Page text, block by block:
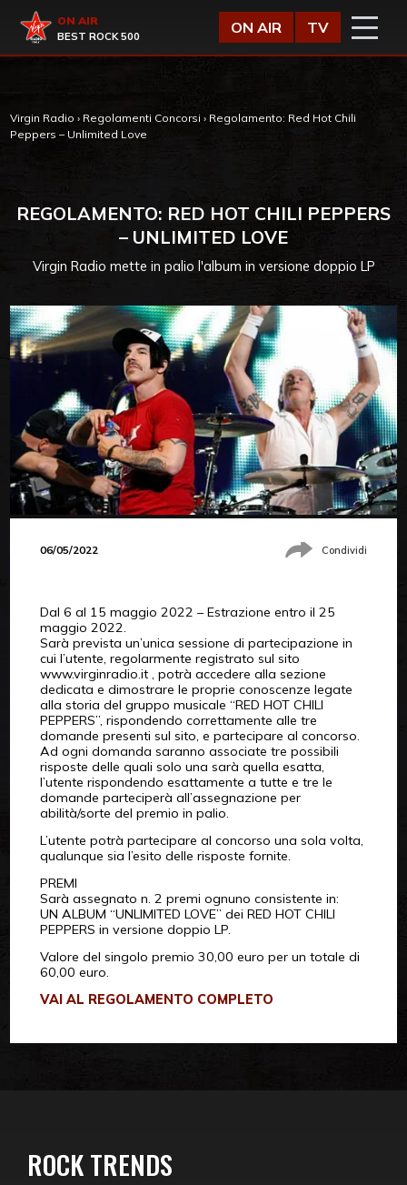
Virgin Radio
ON AIR
BEST ROCK 500
ON AIR TV
Virgin Radio › Regolamenti Concorsi › Regolamento: Red Hot Chili
Peppers – Unlimited Love
REGOLAMENTO: RED HOT CHILI PEPPERS
– UNLIMITED LOVE
Virgin Radio mette in palio l'album in versione doppio LP
06/05/2022 Condividi
Dal 6 al 15 maggio 2022 – Estrazione entro il 25
maggio 2022.
Sarà prevista un’unica sessione di partecipazione in
cui l’utente, regolarmente registrato sul sito
www.virginradio.it , potrà accedere alla sezione
dedicata e dimostrare le proprie conoscenze legate
alla storia del gruppo musicale “RED HOT CHILI
PEPPERS”, rispondendo correttamente alle tre
domande presenti sul sito, e partecipare al concorso.
Ad ogni domanda saranno associate tre possibili
risposte delle quali solo una sarà quella esatta,
l’utente rispondendo esattamente a tutte e tre le
domande parteciperà all’assegnazione per
abilità/sorte del premio in palio.
L’utente potrà partecipare al concorso una sola volta,
qualunque sia l’esito delle risposte fornite.
PREMI
Sarà assegnato n. 2 premi ognuno consistente in:
UN ALBUM “UNLIMITED LOVE” dei RED HOT CHILI
PEPPERS in versione doppio LP.
Valore del singolo premio 30,00 euro per un totale di
60,00 euro.
VAI AL REGOLAMENTO COMPLETO
ROCK TRENDS